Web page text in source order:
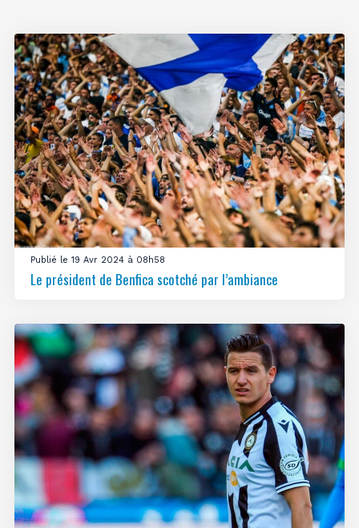
Publié le 19 Avr 2024 à 08h58
Le président de Benfica scotché par l’ambiance